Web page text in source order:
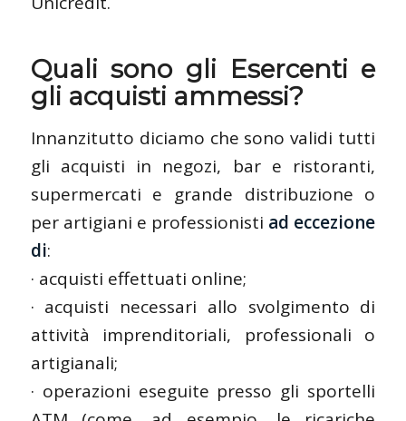
Quali sono gli Esercenti e
gli acquisti ammessi?
Innanzitutto diciamo che sono validi tutti
gli acquisti in negozi, bar e ristoranti,
supermercati e grande distribuzione o
per artigiani e professionisti ad eccezione
di:
· acquisti effettuati online;
· acquisti necessari allo svolgimento di
attività imprenditoriali, professionali o
artigianali;
· operazioni eseguite presso gli sportelli